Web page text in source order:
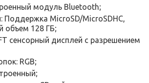
модуль Bluetooth;
Поддержка MicroSD/MicroSDHC,
объем 128 ГБ;
сенсорный дисплей с разрешением
RGB;